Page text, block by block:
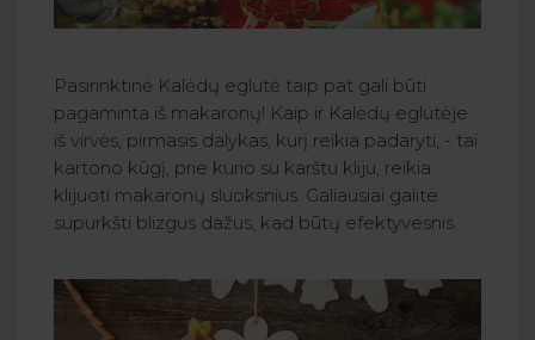
Pasirinktinė Kalėdų eglutė taip pat gali būti
pagaminta iš makaronų! Kaip ir Kalėdų eglutėje
iš virvės, pirmasis dalykas, kurį reikia padaryti, - tai
kartono kūgį, prie kurio su karštu kliju, reikia
klijuoti makaronų sluoksnius. Galiausiai galite
supurkšti blizgus dažus, kad būtų efektyvesnis.